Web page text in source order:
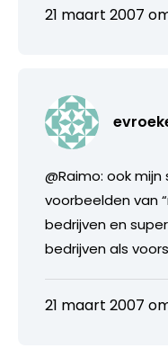
21 maart 2007
@Raimo: ook
voorbeelden van
bedrijven en
bedrijven als
21 maart 2007